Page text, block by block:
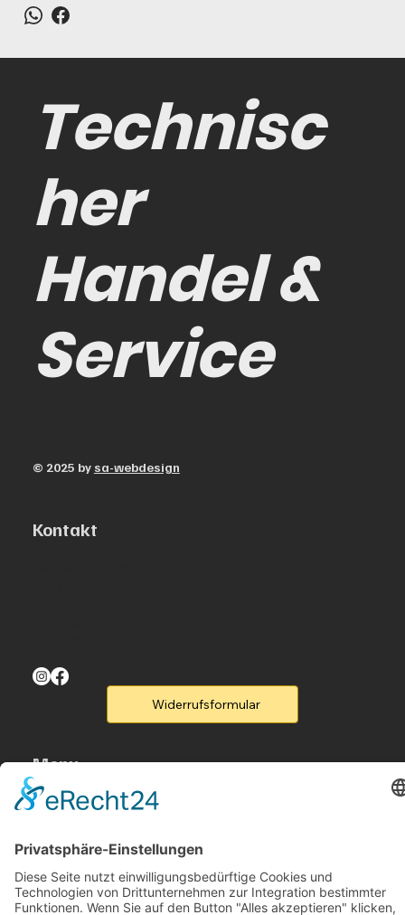
Technisc
her
Handel &
Service
© 2025 by sa-webdesign
Kontakt
Widerrufsformular
Menu
Home
Flyer
Kontakt
Legal
Rufen Sie un an